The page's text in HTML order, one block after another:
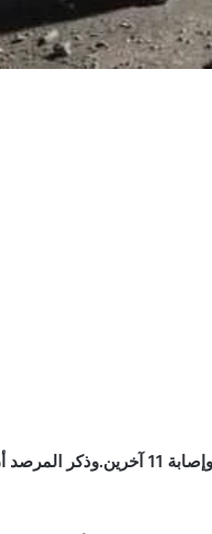
أسفرت الغارة الإسرائيلية على دمشق فجر يوم